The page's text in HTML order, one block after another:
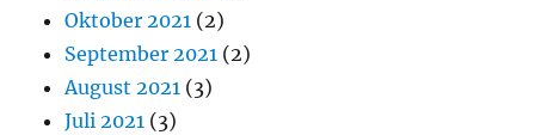
Oktober 2021 (2)
September 2021 (2)
August 2021 (3)
Juli 2021 (3)